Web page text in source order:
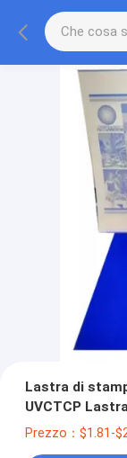
Lastra di
UVCTCP
Prezzo：$1.81-